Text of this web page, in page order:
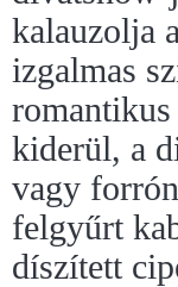
kalauzolja
izgalmas
kiderül, a
vagy
felgyűrt
díszített